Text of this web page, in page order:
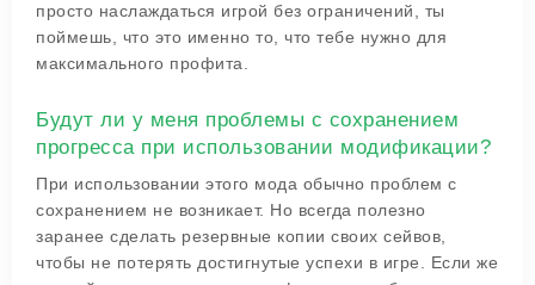
просто наслаждаться игрой без ограничений, ты
поймешь, что это именно то, что тебе нужно для
максимального профита.
Будут ли у меня проблемы с сохранением
прогресса при использовании модификации?
При использовании этого мода обычно проблем с
сохранением не возникает. Но всегда полезно
заранее сделать резервные копии своих сейвов,
чтобы не потерять достигнутые успехи в игре. Если же